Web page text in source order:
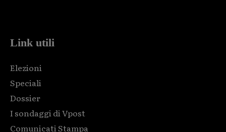
Link utili
Elezioni
Speciali
Dossier
I sondaggi di Vpost
Comunicati Stampa